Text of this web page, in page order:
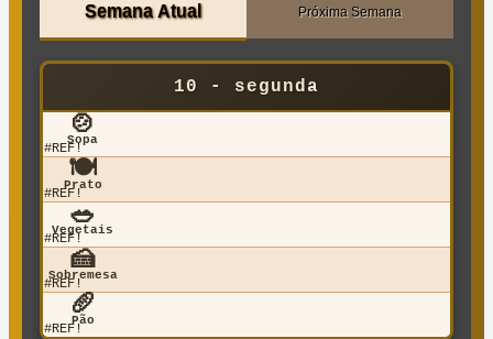
Semana Atual Próxima Semana
10 - segunda
🍲
Sopa
#REF!
🍽️
Prato
#REF!
🥗
Vegetais
#REF!
🍰
Sobremesa
#REF!
🥖
Pão
#REF!